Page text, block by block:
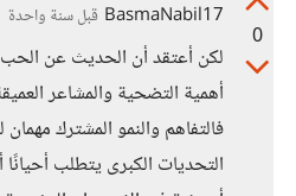
0
BasmaNabil17 قبل سنة واحدة
لكن أعتقد أن الحديث عن
أهمية التضحية والمشاعر
فالتفاهم والنمو المشترك
التحديات الكبرى يتطلب